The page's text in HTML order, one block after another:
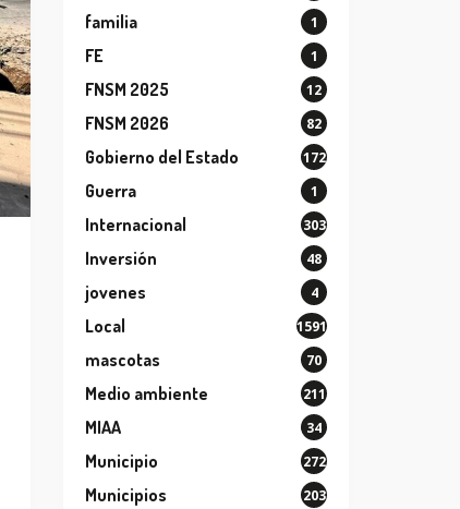
familia 1
FE 1
FNSM 2025 12
FNSM 2026 82
Gobierno del Estado 172
Guerra 1
Internacional 303
Inversión 48
jovenes 4
Local 1591
mascotas 70
Medio ambiente 211
MIAA 34
Municipio 272
Municipios 203